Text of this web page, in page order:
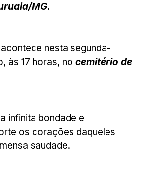
MG.
nesta segunda-
às 17 horas, no cemitério de
infinita bondade e
os corações daqueles
saudade.